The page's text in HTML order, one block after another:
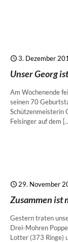
3. Dezember
Unser Georg
Am Wochenende
seinen 70
Schützenmeisterin
Felsinger auf dem
29. November
Zusammen ist
Gestern traten
Drei-Mohren
Lotter (373 Ringe)